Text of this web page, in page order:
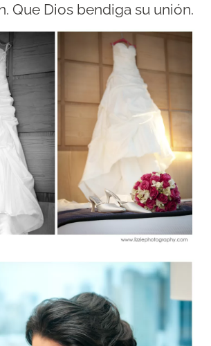
Que Dios bendiga su unión.